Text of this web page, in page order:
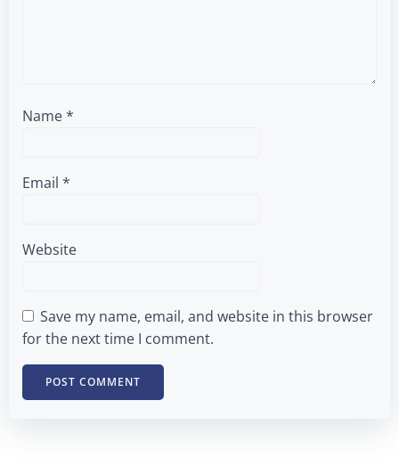
Name*
Email *
Website
Save my name, email, and website in this browser
for the next time I comment.